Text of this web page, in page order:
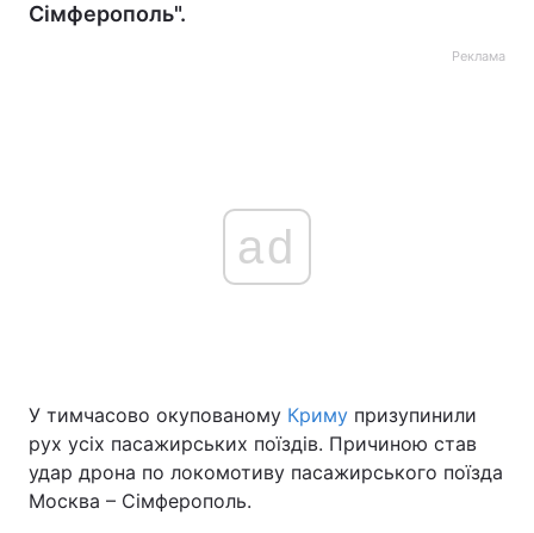
Сімферополь".
Реклама
ad
У тимчасово окупованому Криму призупинили
рух усіх пасажирських поїздів. Причиною став
удар дрона по локомотиву пасажирського поїзда
Москва – Сімферополь.